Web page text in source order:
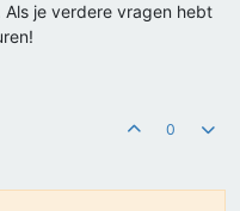
je verdere vragen hebt
0